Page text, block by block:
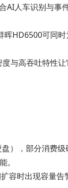
人车识别与事
可同
高吞吐特性让
），部分消费
。
容时出现容量告